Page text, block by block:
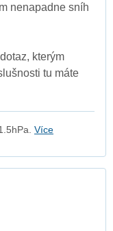
nenapadne sníh
kterým
tu máte
Více